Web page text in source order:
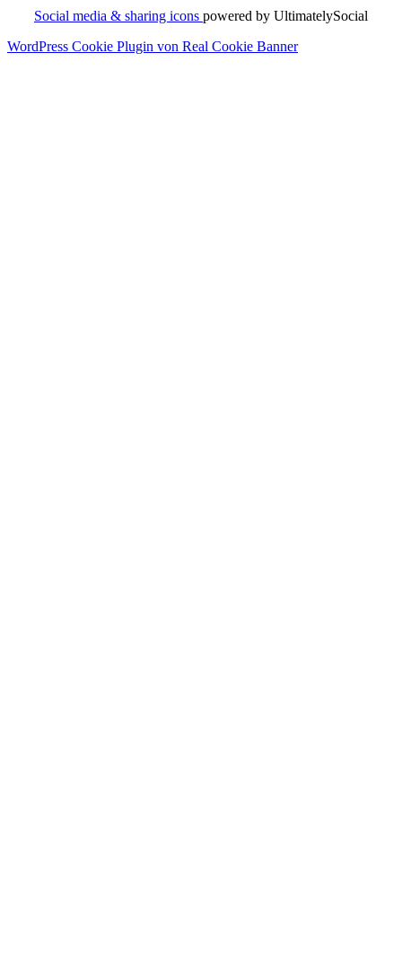
Social media & sharing icons powered by UltimatelySocial
WordPress Cookie Plugin von Real Cookie Banner